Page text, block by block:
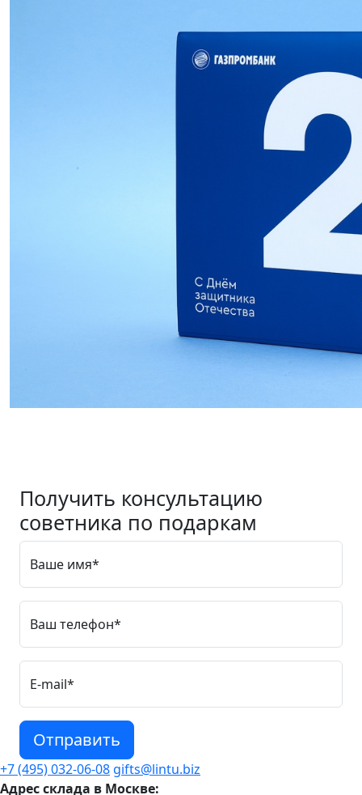
Получить консультацию
советника по подаркам
Ваше имя*
Ваш телефон*
E-mail*
Отправить
+7 (495) 032-06-08 gifts@lintu.biz
Адрес склада в Москве: